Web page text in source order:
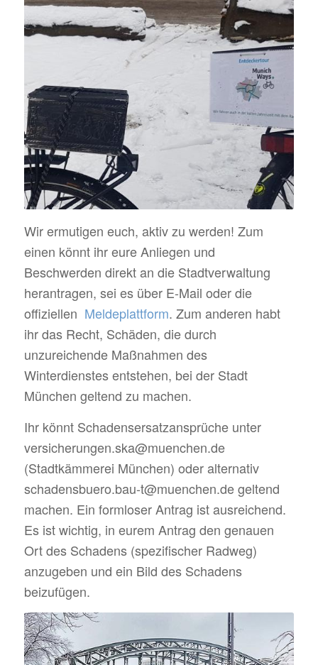
Wir ermutigen euch, aktiv zu werden! Zum
einen könnt ihr eure Anliegen und
Beschwerden direkt an die Stadtverwaltung
herantragen, sei es über E-Mail oder die
offiziellen Meldeplattform. Zum anderen habt
ihr das Recht, Schäden, die durch
unzureichende Maßnahmen des
Winterdienstes entstehen, bei der Stadt
München geltend zu machen.
Ihr könnt Schadensersatzansprüche unter
versicherungen.ska@muenchen.de
(Stadtkämmerei München) oder alternativ
schadensbuero.bau-t@muenchen.de geltend
machen. Ein formloser Antrag ist ausreichend.
Es ist wichtig, in eurem Antrag den genauen
Ort des Schadens (spezifischer Radweg)
anzugeben und ein Bild des Schadens
beizufügen.